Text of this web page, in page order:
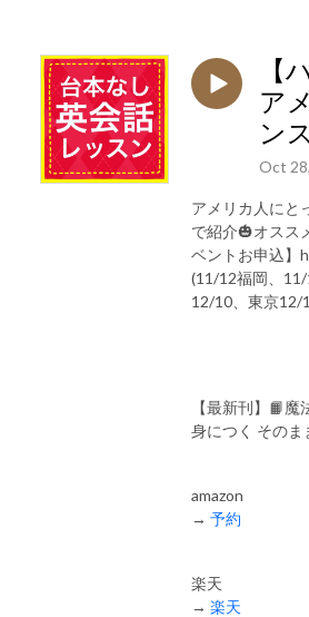
・Instagram → https://www.instagram.com/
・YouTube →https://www.youtube.com/
aHtUaICqGy-4cg
https://twitter.com/wn7m32g6uj31k?
https://www.threads.com/
【
ア
ン
Oct
アメリカ人にと
で紹介🎃オスス
ベントお申込
(11/12福岡、
12/10、東京12/
【最新刊】📙
身につく そのま
amazon
→ 予約
楽天
→ 楽天